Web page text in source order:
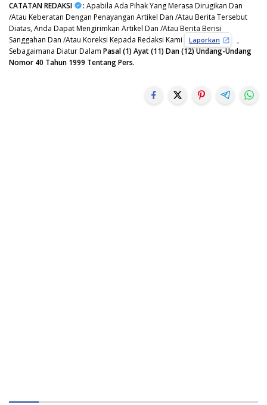
CATATAN REDAKSI : Apabila Ada Pihak Yang Merasa Dirugikan Dan
/Atau Keberatan Dengan Penayangan Artikel Dan /Atau Berita Tersebut
Diatas, Anda Dapat Mengirimkan Artikel Dan /Atau Berita Berisi
Sanggahan Dan /Atau Koreksi Kepada Redaksi Kami
Laporkan
,
Sebagaimana Diatur Dalam Pasal (1) Ayat (11) Dan (12) Undang-Undang
Nomor 40 Tahun 1999 Tentang Pers.